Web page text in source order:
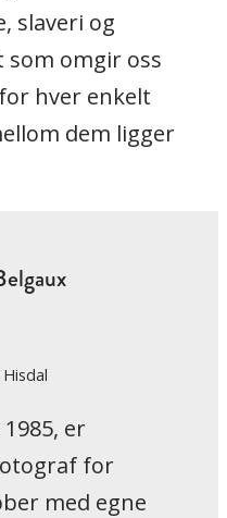
slaveri og
som omgir oss
hver enkelt
dem ligger
er
for
med egne